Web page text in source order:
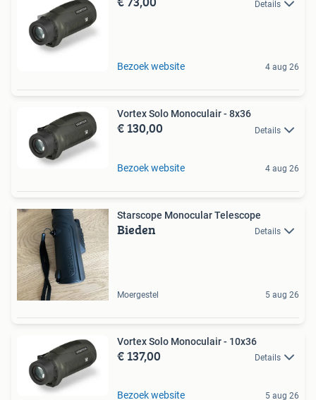
Details
Bezoek website 4 aug 26
Vortex Solo Monoculair - 8x36
€ 130,00 Details
Bezoek website 4 aug 26
Starscope Monocular Telescope
Bieden Details
Moergestel 5 aug 26
Vortex Solo Monoculair - 10x36
€ 137,00 Details
Bezoek website 5 aug 26